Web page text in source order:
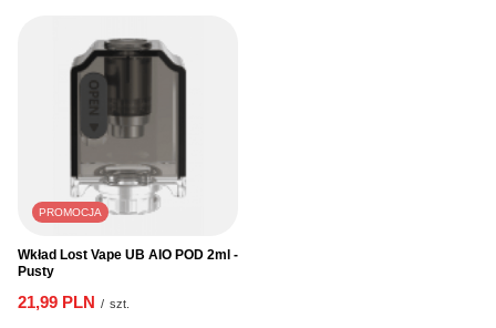
PROMOCJA
Wkład Lost Vape UB AIO POD 2ml -
Pusty
21,99 PLN / szt.